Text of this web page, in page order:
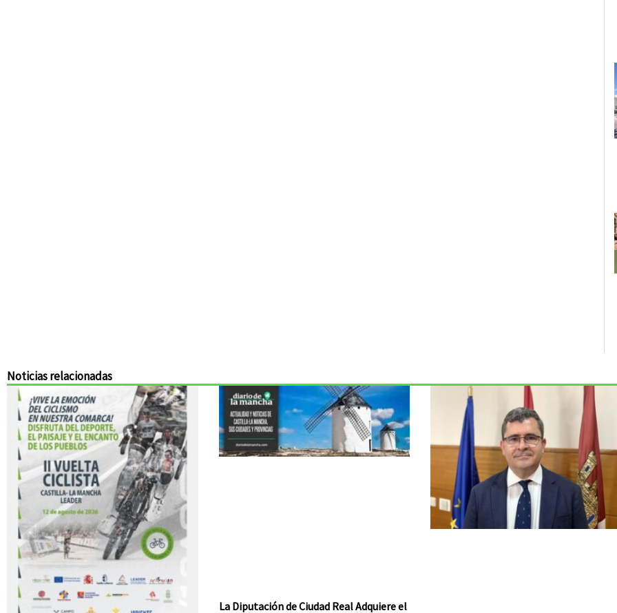
Noticias relacionadas
La Diputación de Ciudad Real Adquiere el